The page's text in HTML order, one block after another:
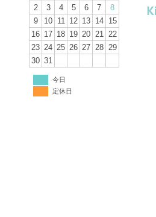
2
3 4 5 6 7
8
9
10 11 12 13 14
15
16 17 18 19 20 21 22
23 24 25 26 27 28 29
30 31
今日
定休日